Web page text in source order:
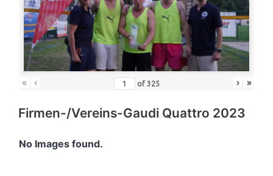
« ‹ of 325 › »
Firmen-/Vereins-Gaudi Quattro 2023
No Images found.